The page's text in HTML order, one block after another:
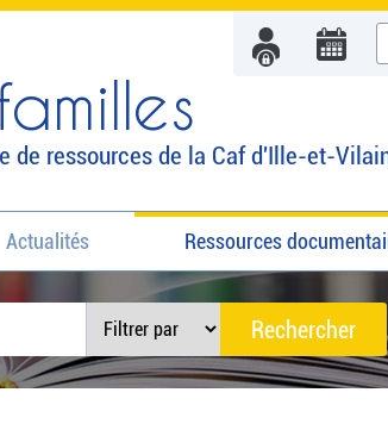
de ressources de la Caf d'Ille-et-
Actualités Ressources